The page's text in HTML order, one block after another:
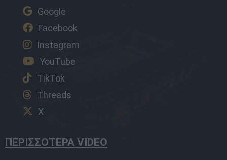
Google
Facebook
Instagram
YouTube
TikTok
Threads
X
ΠΕΡΙΣΣΟΤΕΡΑ VIDEO